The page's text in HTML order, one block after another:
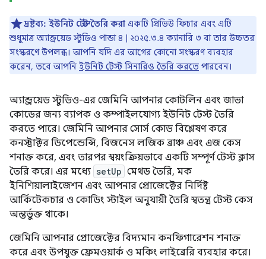
দ্রষ্টব্য: ইউনিট টেস্ট তৈরি করা একটি প্রিভিউ ফিচার এবং এটি
শুধুমাত্র অ্যান্ড্রয়েড স্টুডিও পান্ডা ৪ | ২০২৫.৩.৪ ক্যানারি ৩ বা তার উচ্চতর
সংস্করণে উপলব্ধ। আপনি যদি এর আগের কোনো সংস্করণ ব্যবহার
করেন, তবে আপনি ইউনিট টেস্ট সিনারিও তৈরি করতে পারবেন।
অ্যান্ড্রয়েড স্টুডিও-এর জেমিনি আপনার কোটলিন এবং জাভা
কোডের জন্য ব্যাপক ও কম্পাইলযোগ্য ইউনিট টেস্ট তৈরি
করতে পারে। জেমিনি আপনার সোর্স কোড বিশ্লেষণ করে
কনস্ট্রাক্টর ডিপেন্ডেন্সি, বিজনেস লজিক ব্রাঞ্চ এবং এজ কেস
শনাক্ত করে, এবং তারপর স্বয়ংক্রিয়ভাবে একটি সম্পূর্ণ টেস্ট ক্লাস
তৈরি করে। এর মধ্যে setUp মেথড তৈরি, মক
ইনিশিয়ালাইজেশন এবং আপনার প্রোজেক্টের নির্দিষ্ট
আর্কিটেকচার ও কোডিং স্টাইল অনুযায়ী তৈরি স্বতন্ত্র টেস্ট কেস
অন্তর্ভুক্ত থাকে।
জেমিনি আপনার প্রোজেক্টের বিদ্যমান কনফিগারেশন শনাক্ত
করে এবং উপযুক্ত ফ্রেমওয়ার্ক ও মকিং লাইব্রেরি ব্যবহার করে।